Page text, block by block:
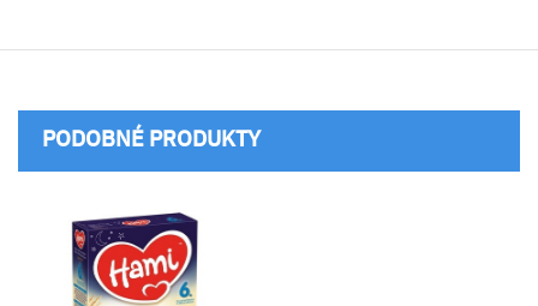
PODOBNÉ PRODUKTY